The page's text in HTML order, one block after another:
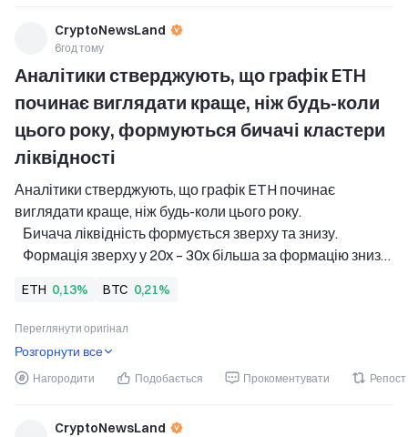
CryptoNewsLand
6год тому
Аналітики стверджують, що графік ETH
починає виглядати краще, ніж будь-коли
цього року, формуються бичачі кластери
ліквідності
Аналітики стверджують, що графік ETH починає
виглядати краще, ніж будь-коли цього року.
   Бичача ліквідність формується зверху та знизу.
   Формація зверху у 20x – 30x більша за формацію знизу.
(BTC) та Ethereum (ETH), продовжує торгуватися за th
ETH 0,13% BTC 0,21%
Переглянути оригінал
Розгорнути все
Нагородити Подобається Прокоментувати Репост
CryptoNewsLand